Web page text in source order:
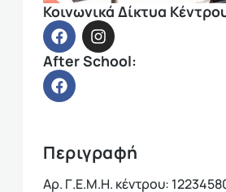
Κοινωνικά Δίκτυα
After School:
Περιγραφή
Αρ. Γ.Ε.Μ.Η. κέντρου: